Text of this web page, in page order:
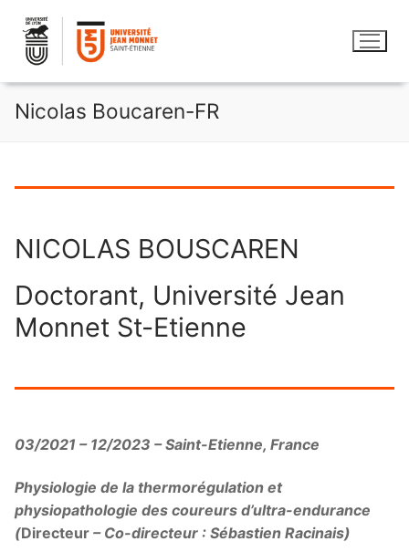
contenu
Nicolas Boucaren-FR
NICOLAS BOUSCAREN
Doctorant, Université Jean
Monnet St-Etienne
03/2021 – 12/2023 – Saint-Etienne, France
Physiologie de la thermorégulation et
physiopathologie des coureurs d’ultra-endurance
(Directeur – Co-directeur : Sébastien Racinais)